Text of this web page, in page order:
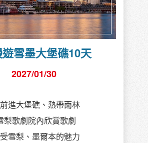
雪墨大堡礁10天
2027/01/30
進大堡礁、熱帶雨林
梨歌劇院內欣賞歌劇
雪梨、墨爾本的魅力